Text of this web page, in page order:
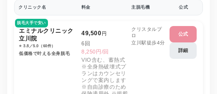
クリニック名 料金 主脱毛機 公式
脱毛大手で安い
エミナルクリニック
立川院
⭐️ 3.8／5.0（60件）
低価格で叶える全身脱毛
49,500円
6回
8,250円/回
VIO含む、蓄熱式
※全身熱破壊式プ
ランはカウンセリ
ングで案内します
※自由診療のため
クリスタルプ
ロ
立川駅徒歩4分
公式
詳細